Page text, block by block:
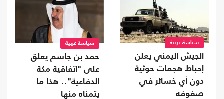
سياسة عربية
الجيش اليمني يعلن
إحباط هجمات حوثية
دون أي خسائر في
صفوفه
سياسة عربية
حمد بن جاسم يعلق
على "اتفاقية مكة
الدفاعية".. هذا ما
يتمناه منها